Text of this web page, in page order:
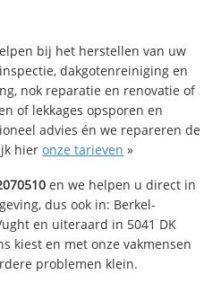
bij het herstellen van uw
dakgotenreiniging en
nok reparatie en renovatie of
of lekkages opsporen en
advies én we repareren de
hieronze tarieven »
en we helpen u direct in
dus ook in: Berkel-
en uiteraard in 5041 DK
kiest en met onze vakmensen
problemen klein.